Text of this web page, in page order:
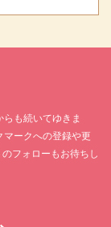
も続いてゆきま
ークへの登録や更
フォローもお待ちし